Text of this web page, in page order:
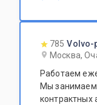
785 Volvo-
Москва,
Работаем
Мы
контрактных